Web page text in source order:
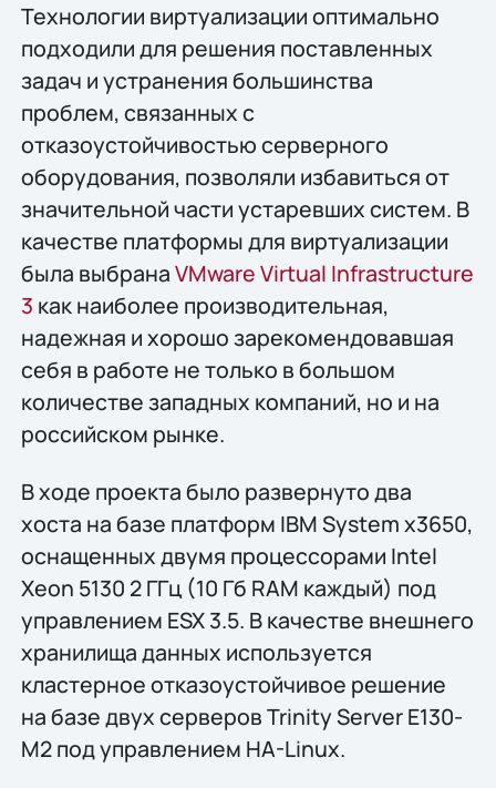
Технологии виртуализации оптимально
подходили для решения поставленных
задач и устранения большинства
проблем, связанных с
отказоустойчивостью серверного
оборудования, позволяли избавиться от
значительной части устаревших систем. В
качестве платформы для виртуализации
была выбранаVMware Virtual Infrastructure
3 как наиболее производительная,
надежная и хорошо зарекомендовавшая
себя в работе не только в большом
количестве западных компаний, но и на
российском рынке.
В ходе проекта было развернуто два
хоста на базе платформ IBM System x3650,
оснащенных двумя процессорами Intel
Xeon 5130 2 ГГц (10 Гб RAM каждый) под
управлением ESX 3.5. В качестве внешнего
хранилища данных используется
кластерное отказоустойчивое решение
на базе двух серверов Trinity Server E130-
M2 под управлением HA-Linux.